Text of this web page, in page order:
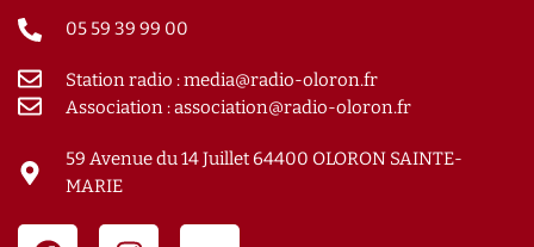
05 59 39 99 00
Station radio : media@radio-oloron.fr
Association : association@radio-oloron.fr
59 Avenue du 14 Juillet 64400 OLORON SAINTE-
MARIE